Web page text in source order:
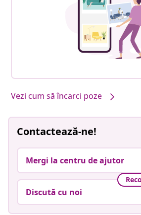
Vezi cum să încarci poze
Contactează-ne!
Mergi la centru de ajutor
Discută cu noi